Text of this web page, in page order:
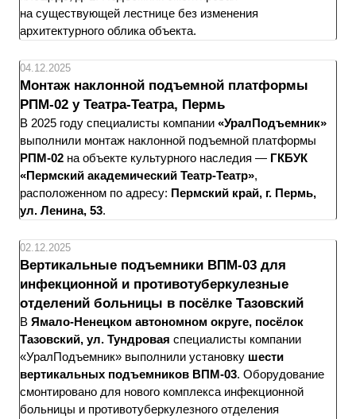
на существующей лестнице без изменения
архитектурного облика объекта.
04.12.2025
Монтаж наклонной подъемной платформы
РПМ-02 у Театра-Театра, Пермь
В 2025 году специалисты компании «УралПодъемник»
выполнили монтаж наклонной подъемной платформы
РПМ-02 на объекте культурного наследия — ГКБУК
«Пермский академический Театр-Театр»,
расположенном по адресу: Пермский край, г. Пермь,
ул. Ленина, 53.
02.12.2025
Вертикальные подъемники ВПМ-03 для
инфекционной и противотуберкулезные
отделений больницы в посёлке Тазовский
В Ямало-Ненецком автономном округе, посёлок
Тазовский, ул. Тундровая специалисты компании
«УралПодъемник» выполнили установку шести
вертикальных подъемников ВПМ-03. Оборудование
смонтировано для нового комплекса инфекционной
больницы и противотуберкулезного отделения